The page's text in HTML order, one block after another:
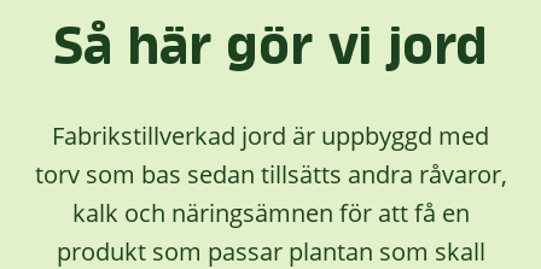
Så här gör vi jord
Fabrikstillverkad jord är uppbyggd med
torv som bas sedan tillsätts andra råvaror,
kalk och näringsämnen för att få en
produkt som passar plantan som skall